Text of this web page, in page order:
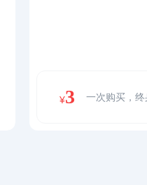
¥3 一次购买，